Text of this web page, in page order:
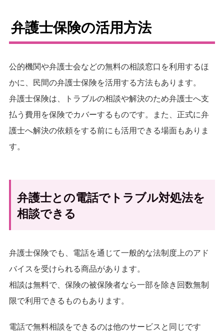
弁護士保険の活用方法
公的機関や弁護士会などの無料の相談窓口を利用するほ
かに、民間の弁護士保険を活用する方法もあります。
弁護士保険は、トラブルの相談や解決のため弁護士へ支
払う費用を保険でカバーするものです。また、正式に弁
護士へ解決の依頼をする前にも活用できる場面もありま
す。
弁護士との電話でトラブル対処法を
相談できる
弁護士保険でも、電話を通じて一般的な法制度上のアド
バイスを受けられる商品があります。
相談は無料で、保険の被保険者なら一部を除き回数無制
限で利用できるものもあります。
電話で無料相談をできるのは他のサービスと同じです